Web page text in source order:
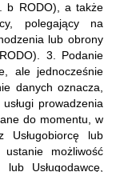
b RODO), a także
polegający na
lub obrony
3. Podanie
ale jednocześnie
danych oznacza,
prowadzenia
do momentu, w
Usługobiorcę lub
ustanie możliwość
Usługodawcę,